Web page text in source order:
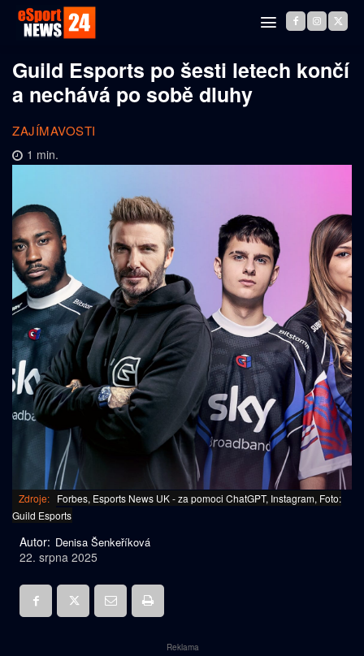
Guild Esports po šesti letech končí
a nechává po sobě dluhy
ZAJÍMAVOSTI
1 min.
Zdroje: Forbes, Esports News UK - za pomoci ChatGPT, Instagram, Foto:
Guild Esports
Autor: Denisa Šenkeříková
22. srpna 2025
Reklama